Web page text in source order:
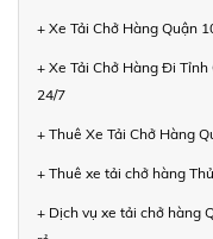
+ Xe Tải Chở Hàng Quận
+ Xe Tải Chở Hàng Đi Tỉnh
24/7
+ Thuê Xe Tải Chở Hàng
+ Thuê xe tải chở hàng
+ Dịch vụ xe tải chở hàng